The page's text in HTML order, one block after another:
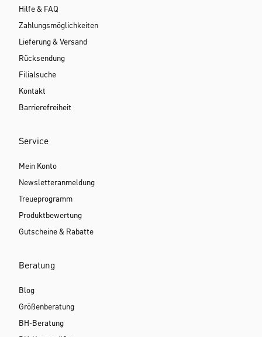
Hilfe & FAQ
Zahlungsmöglichkeiten
Lieferung & Versand
Rücksendung
Filialsuche
Kontakt
Barrierefreiheit
Service
Mein Konto
Newsletteranmeldung
Treueprogramm
Produktbewertung
Gutscheine & Rabatte
Beratung
Blog
Größenberatung
BH-Beratung